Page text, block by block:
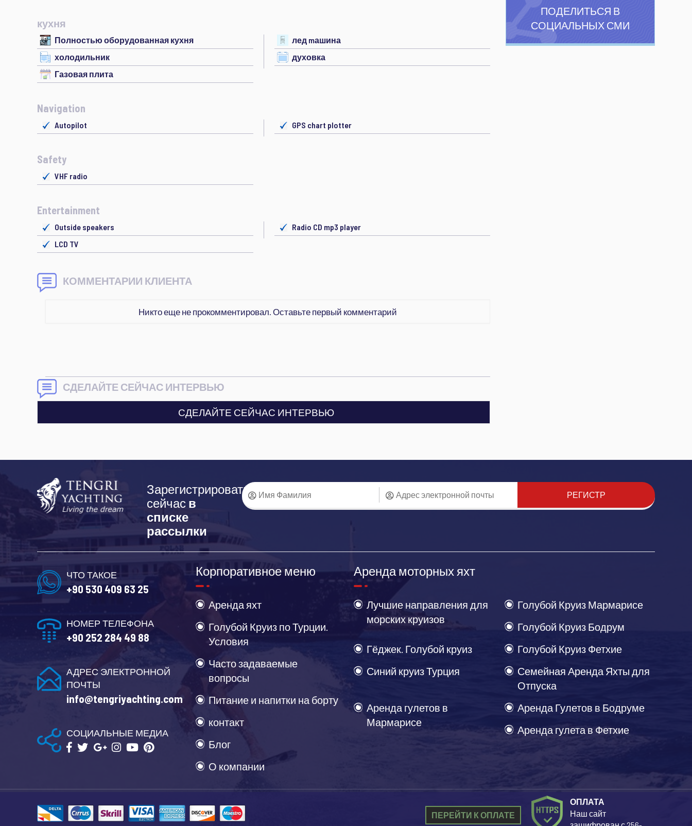
кухня
Полностью оборудованная кухня
лед mашина
холодильник
духовка
Газовая плита
Navigation
Autopilot GPS chart plotter
Safety
VHF radio
Entertainment
Outside speakers
Radio CD mp3 player
LCD TV
КОММЕНТАРИИ КЛИЕНТА
Никто еще не прокомментировал. Оставьте первый комментарий
СДЕЛАЙТЕ СЕЙЧАС ИНТЕРВЬЮ
СДЕЛАЙТЕ СЕЙЧАС ИНТЕРВЬЮ
ПОДЕЛИТЬСЯ В
СОЦИАЛЬНЫХ СМИ
Зарегистрироваться
сейчас в
списке
рассылки
РЕГИСТР
ЧТО ТАКОЕ
+90 530 409 63 25
НОМЕР ТЕЛЕФОНА
+90 252 284 49 88
АДРЕС ЭЛЕКТРОННОЙ
ПОЧТЫ
info@tengriyachting.com
СОЦИАЛЬНЫЕ МЕДИА
Корпоративное меню
Аренда яхт
Голубой Круиз по Турции.
Условия
Часто задаваемые
вопросы
Питание и напитки на борту
контакт
Блог
О компании
Аренда моторных яхт
Лучшие направления для
морских круизов
Голубой Круиз Мармарисе
Голубой Круиз Бодрум
Гёджек. Голубой круиз
Голубой Круиз Фетхие
Синий круиз Турция
Семейная Аренда Яхты для
Отпуска
Аренда гулетов в
Мармарисе
Аренда Гулетов в Бодруме
Аренда гулета в Фетхие
ОПЛАТА
Наш сайт
ПЕРЕЙТИ К ОПЛАТЕ